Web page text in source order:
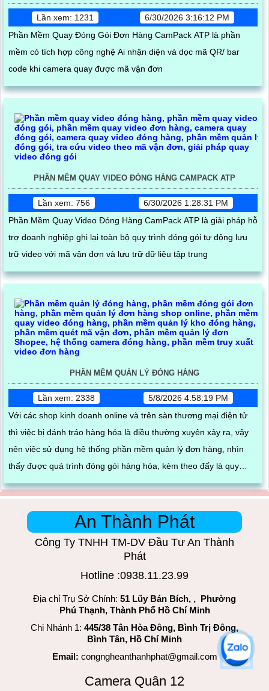
Lần xem: 1231
6/30/2026 3:16:12 PM
Phần Mềm Quay Đóng Gói Đơn Hàng CamPack ATP là phần
mềm có tích hợp công nghệ Ai nhận diện và dọc mã QR/ bar
code khi camera quay được mã vận đơn
PHẦN MỀM QUAY VIDEO ĐÓNG HÀNG CAMPACK ATP
Lần xem: 756
6/30/2026 1:28:31 PM
Phần Mềm Quay Video Đóng Hàng CamPack ATP là giải pháp hỗ
trợ doanh nghiệp ghi lại toàn bộ quy trình đóng gói tự động lưu
trữ video với mã vận đơn và lưu trữ dữ liệu tập trung
PHẦN MỀM QUẢN LÝ ĐÓNG HÀNG
Lần xem: 2338
5/8/2026 4:58:19 PM
Với các shop kinh doanh online và trên sàn thương mại điện tử
thì việc bị đánh tráo hàng hóa là điều thường xuyên xảy ra, vậy
nên việc sử dụng hệ thống phần mềm quản lý đơn hàng, nhìn
thấy được quá trình đóng gói hàng hóa, kèm theo đấy là quy
trình đóng gói cũng được ghi lại một cách dễ dàng
An Thành Phát
Công Ty TNHH TM-DV Đầu Tư An Thành
Phát
Hotline :0938.11.23.99
Địa chỉ Trụ Sở Chính: 51 Lũy Bán Bích, , Phường
Phú Thạnh, Thành Phố Hồ Chí Minh
Chi Nhánh 1: 445/38 Tân Hòa Đông, Bình Trị Đông,
Bình Tân, Hồ Chí Minh
Email: congngheanthanhphat@gmail.com
Camera Quân 12